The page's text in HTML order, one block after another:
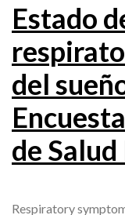
Estado
del
de
Respiratory